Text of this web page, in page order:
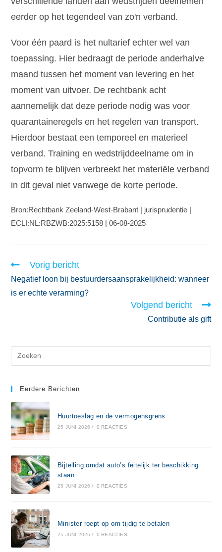
eerder op het tegendeel van zo'n verband.
Voor één paard is het nultarief echter wel van
toepassing. Hier bedraagt de periode anderhalve
maand tussen het moment van levering en het
moment van uitvoer. De rechtbank acht
aannemelijk dat deze periode nodig was voor
quarantaineregels en het regelen van transport.
Hierdoor bestaat een temporeel en materieel
verband. Training en wedstrijddeelname om in
topvorm te blijven verbreekt het materiële verband
in dit geval niet vanwege de korte periode.
Bron:Rechtbank Zeeland-West-Brabant | jurisprudentie |
ECLI:NL:RBZWB:2025:5158 | 06-08-2025
Vorig bericht
Negatief loon bij bestuurdersaansprakelijkheid: wanneer
is er echte verarming?
Volgend bericht
Contributie als gift
Eerdere Berichten
Huurtoeslag en de vermogensgrens
25 JUNI 2026 / 0 REACTIES
Bijtelling omdat auto’s feitelijk ter beschikking
staan
25 JUNI 2026 / 0 REACTIES
Minister roept op om tijdig te betalen
25 JUNI 2026 / 0 REACTIES